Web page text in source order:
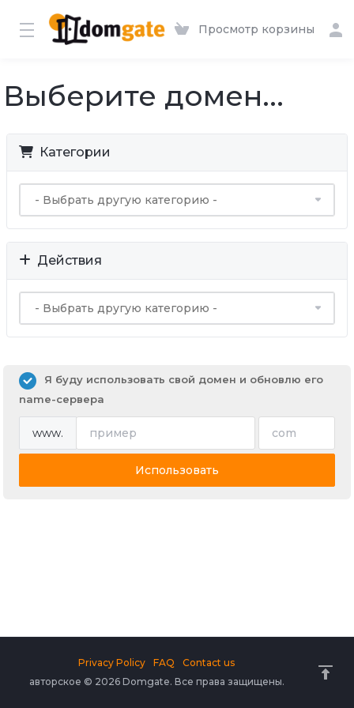
Просмотр корзины
Выберите домен...
Категории
Действия
Я буду использовать свой домен и обновлю его
name-сервера
www.
Использовать
авторское © 2026 Domgate. Все права защищены.
Privacy Policy FAQ Contact us